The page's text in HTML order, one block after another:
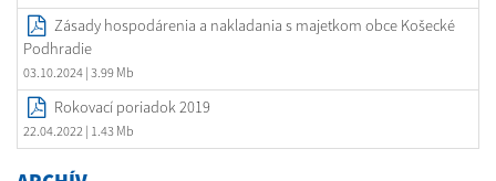
Zásady hospodárenia a nakladania s majetkom obce Košecké
Podhradie
03.10.2024 | 3.99 Mb
Rokovací poriadok 2019
22.04.2022 | 1.43 Mb